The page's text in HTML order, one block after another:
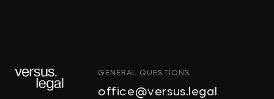
GENERAL QUESTIONS
office@versus.legal